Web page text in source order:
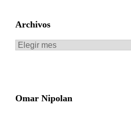
Archivos
Archivos
Omar Nipolan